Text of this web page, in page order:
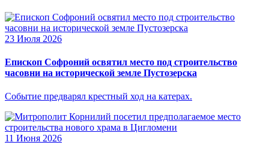
23 Июля 2026
Епископ Софроний освятил место под строительство
часовни на исторической земле Пустозерска
Событие предварял крестный ход на катерах.
11 Июня 2026